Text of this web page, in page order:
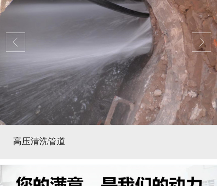
高压清洗管道